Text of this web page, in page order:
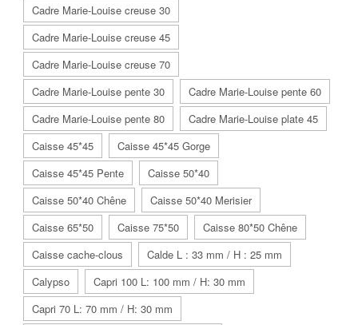
Cadre Marie-Louise creuse 30
Cadre Marie-Louise creuse 45
Cadre Marie-Louise creuse 70
Cadre Marie-Louise pente 30
Cadre Marie-Louise pente 60
Cadre Marie-Louise pente 80
Cadre Marie-Louise plate 45
Caisse 45*45
Caisse 45*45 Gorge
Caisse 45*45 Pente
Caisse 50*40
Caisse 50*40 Chêne
Caisse 50*40 Merisier
Caisse 65*50
Caisse 75*50
Caisse 80*50 Chêne
Caisse cache-clous
Calde L : 33 mm / H : 25 mm
Calypso
Capri 100 L: 100 mm / H: 30 mm
Capri 70 L: 70 mm / H: 30 mm